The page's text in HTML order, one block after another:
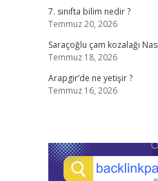
7. sınıfta bilim nedir ?
Temmuz 20, 2026
Saraçoğlu çam kozalağı
Temmuz 18, 2026
Arapgir’de ne yetişir ?
Temmuz 16, 2026